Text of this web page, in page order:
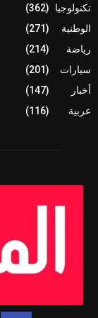
تكنولوجيا
(362)
الوطنية
(271)
رياضة
(214)
سيارات
(201)
أخبار
(147)
عربية
(116)